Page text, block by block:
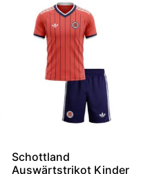
Schottland
Auswärtstrikot Kinder